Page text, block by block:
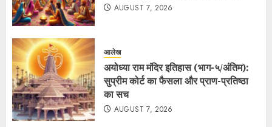
AUGUST 7, 2026
आलेख
अयोध्या राम मंदिर इतिहास (भाग-५/अंतिम):
सुप्रीम कोर्ट का फैसला और प्राण-प्रतिष्ठा
का सच
AUGUST 7, 2026